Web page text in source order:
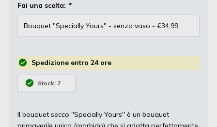
Fai una scelta: *
Spedizione entro 24 ore
Stock: 7
Il bouquet secco ''Specially Yours'' è un bouquet